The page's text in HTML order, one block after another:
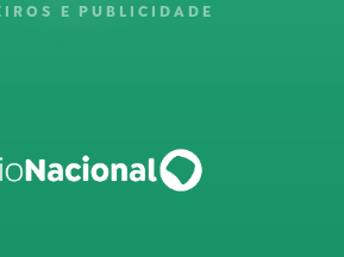
E PUBLICIDADE